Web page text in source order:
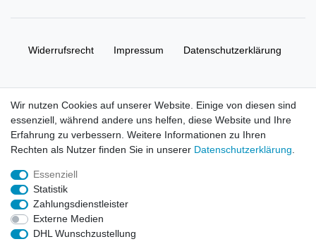
Widerrufs­recht Impressum Daten­schutz­erklärung
© Copyright 2026 | Alle Rechte vorbehalten. HL-
Handelsgesellschaft mbH.
Alle Markennamen, Warenzeichen sowie sämtliche Produktbilder
und Beschreibungen sind Eigentum Ihrer rechtmäßigen
Eigentümer und dienen hier nur der Beschreibung.
Preise nur für registrierte Händler, ansonsten zeigt der Shop 0,00
Wir nutzen Cookies auf unserer Website. Einige von diesen sind
essenziell, während andere uns helfen, diese Website und Ihre
Erfahrung zu verbessern. Weitere Informationen zu Ihren
Rechten als Nutzer finden Sie in unserer Daten­schutz­erklärung
Essenziell
Statistik
Zahlungsdienstleister
Externe Medien
DHL Wunschzustellung